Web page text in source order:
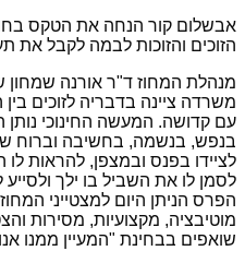
אבשלום קור הנחה את הטקס
הזוכים והזוכות לבמה לקבל את
מנהלת המחוז ד"ר אורנה
משרדה ציינה בדבריה לזוכים
עם קדושה. המעשה החינוכי
בנפש, בנשמה, בחשיבה וברוח
לציידו בפנס ובמצפן, להראות לו
לסמן לו את השביל בו ילך ולסייע
הפרס הניתן היום למצטייני
מוטיבציה, מקצועיות, מסירות
שואפים בבחינת "המעיין ממנו